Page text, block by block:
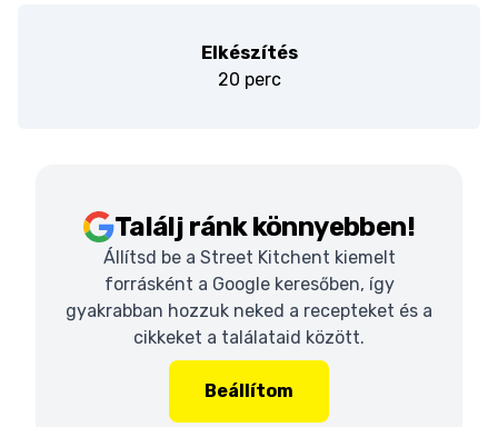
Elkészítés
20 perc
Találj ránk könnyebben!
Állítsd be a Street Kitchent kiemelt
forrásként a Google keresőben, így
gyakrabban hozzuk neked a recepteket és a
cikkeket a találataid között.
Beállítom